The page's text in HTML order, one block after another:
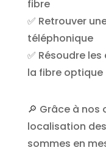
fibre
✅ Retrouver
téléphonique
✅ Résoudre
la fibre optique
🔎 Grâce à
localisation
sommes en